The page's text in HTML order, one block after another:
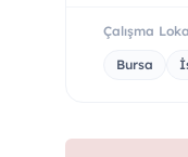
Çalışma
Bursa